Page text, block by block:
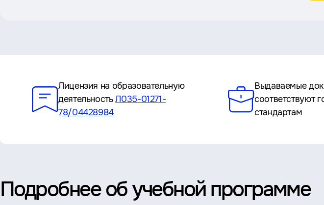
Лицензия на образовательную
деятельностьЛ035-01271-
78/04428984
Выдаваемые
соответствуют
стандартам
Подробнее об учебной программе